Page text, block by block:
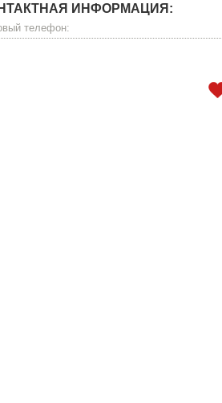
ИНФОРМАЦИЯ:
телефон: